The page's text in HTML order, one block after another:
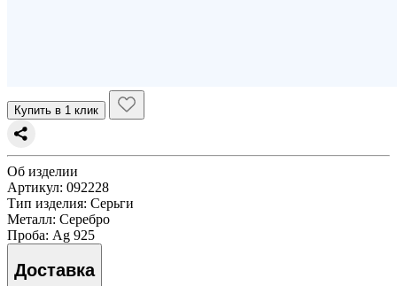
Купить в 1 клик
Об изделии
Артикул: 092228
Тип изделия: Серьги
Металл: Серебро
Проба: Ag 925
Доставка